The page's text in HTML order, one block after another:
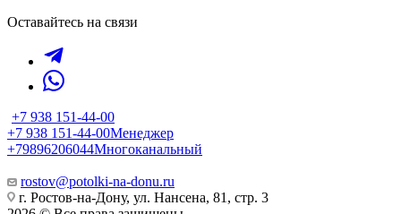
Оставайтесь на связи
+7 938 151-44-00
+7 938 151-44-00Менеджер
+79896206044Многоканальный
rostov@potolki-na-donu.ru
г. Ростов-на-Дону, ул. Нансена, 81, стр. 3